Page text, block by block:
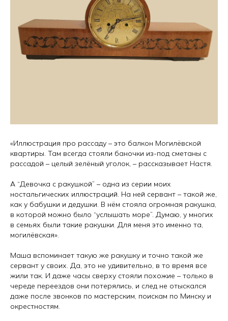
«Иллюстрация про рассаду – это балкон Могилёвской
квартиры. Там всегда стояли баночки из-под сметаны с
рассадой – целый зелёный уголок, – рассказывает Настя.
А “Девочка с ракушкой” – одна из серии моих
ностальгических иллюстраций. На ней сервант – такой же,
как у бабушки и дедушки. В нём стояла огромная ракушка,
в которой можно было “услышать море”. Думаю, у многих
в семьях были такие ракушки. Для меня это именно та,
могилёвская».
Маша вспоминает такую же ракушку и точно такой же
сервант у своих. Да, это не удивительно, в то время все
жили так. И даже часы сверху стояли похожие – только в
череде переездов они потерялись, и след не отыскался
даже после звонков по мастерским, поискам по Минску и
окрестностям.
регистрационный номер 562857.
Политика конфиденциальности
Политика обработки персональных данных
Истории, вдохновение и
новости Yearee
Купить
Календари
Метафорические карты
Согласие на обработку своих персональных
данных.